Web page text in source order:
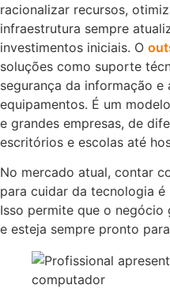
racionalizar recursos,
infraestrutura sempre
investimentos iniciais. O
soluções como suporte
segurança da informação
equipamentos. É um
e grandes empresas, de
escritórios e escolas até
No mercado atual, contar
para cuidar da tecnologia
Isso permite que o negócio
e esteja sempre pronto